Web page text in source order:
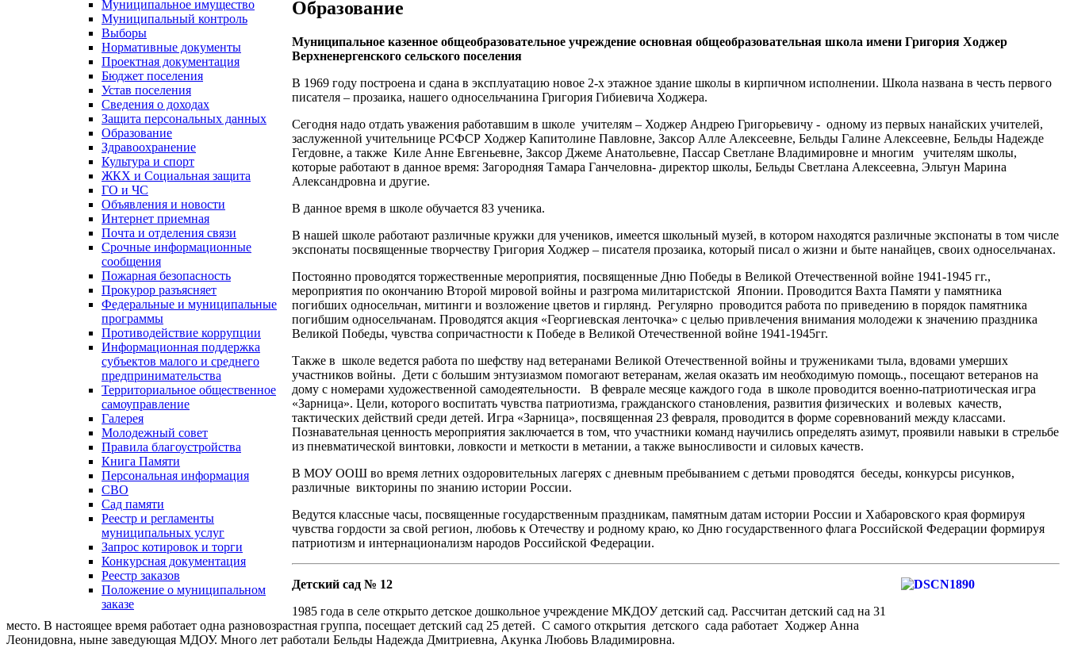
Муниципальное имущество
Муниципальный контроль
Выборы
Нормативные документы
Проектная документация
Бюджет поселения
Устав поселения
Сведения о доходах
Защита персональных данных
Образование
Здравоохранение
Культура и спорт
ЖКХ и Социальная защита
ГО и ЧС
Объявления и новости
Интернет приемная
Почта и отделения связи
Срочные информационные
сообщения
Пожарная безопасность
Прокурор разъясняет
Федеральные и муниципальные
программы
Противодействие коррупции
Информационная поддержка
субъектов малого и среднего
предпринимательства
Территориальное общественное
самоуправление
Галерея
Молодежный совет
Правила благоустройства
Книга Памяти
Персональная информация
СВО
Сад памяти
Реестр и регламенты
муниципальных услуг
Запрос котировок и торги
Конкурсная документация
Реестр заказов
Положение о муниципальном
заказе
Образование
Муниципальное казенное общеобразовательное учреждение основная общеобразовательная школа имени Григория Ходжер
Верхненергенского сельского поселения
В 1969 году построена и сдана в эксплуатацию новое 2-х этажное здание школы в кирпичном исполнении. Школа названа в честь первого
писателя – прозаика, нашего односельчанина Григория Гибиевича Ходжера.
Сегодня надо отдать уважения работавшим в школе учителям – Ходжер Андрею Григорьевичу - одному из первых нанайских учителей,
заслуженной учительнице РСФСР Ходжер Капитолине Павловне, Заксор Алле Алексеевне, Бельды Галине Алексеевне, Бельды Надежде
Гегдовне, а также Киле Анне Евгеньевне, Заксор Джеме Анатольевне, Пассар Светлане Владимировне и многим учителям школы,
которые работают в данное время: Загородняя Тамара Ганчеловна- директор школы, Бельды Светлана Алексеевна, Эльтун Марина
Александровна и другие.
В данное время в школе обучается 83 ученика.
В нашей школе работают различные кружки для учеников, имеется школьный музей, в котором находятся различные экспонаты в том числе
экспонаты посвященные творчеству Григория Ходжер – писателя прозаика, который писал о жизни и быте нанайцев, своих односельчанах.
Постоянно проводятся торжественные мероприятия, посвященные Дню Победы в Великой Отечественной войне 1941-1945 гг.,
мероприятия по окончанию Второй мировой войны и разгрома милитаристской Японии. Проводится Вахта Памяти у памятника
погибших односельчан, митинги и возложение цветов и гирлянд. Регулярно проводится работа по приведению в порядок памятника
погибшим односельчанам. Проводятся акция «Георгиевская ленточка» с целью привлечения внимания молодежи к значению праздника
Великой Победы, чувства сопричастности к Победе в Великой Отечественной войне 1941-1945гг.
Также в школе ведется работа по шефству над ветеранами Великой Отечественной войны и тружениками тыла, вдовами умерших
участников войны. Дети с большим энтузиазмом помогают ветеранам, желая оказать им необходимую помощь., посещают ветеранов на
дому с номерами художественной самодеятельности. В феврале месяце каждого года в школе проводится военно-патриотическая игра
«Зарница». Цели, которого воспитать чувства патриотизма, гражданского становления, развития физических и волевых качеств,
тактических действий среди детей. Игра «Зарница», посвященная 23 февраля, проводится в форме соревнований между классами.
Познавательная ценность мероприятия заключается в том, что участники команд научились определять азимут, проявили навыки в стрельбе
из пневматической винтовки, ловкости и меткости в метании, а также выносливости и силовых качеств.
В МОУ ООШ во время летних оздоровительных лагерях с дневным пребыванием с детьми проводятся беседы, конкурсы рисунков,
различные викторины по знанию истории России.
Ведутся классные часы, посвященные государственным праздникам, памятным датам истории России и Хабаровского края формируя
чувства гордости за свой регион, любовь к Отечеству и родному краю, ко Дню государственного флага Российской Федерации формируя
патриотизм и интернационализм народов Российской Федерации.
Детский сад № 12
1985 года в селе открыто детское дошкольное учреждение МКДОУ детский сад. Рассчитан детский сад на 31
место. В настоящее время работает одна разновозрастная группа, посещает детский сад 25 детей. С самого открытия детского сада работает Ходжер Анна
Леонидовна, ныне заведующая МДОУ. Много лет работали Бельды Надежда Дмитриевна, Акунка Любовь Владимировна.